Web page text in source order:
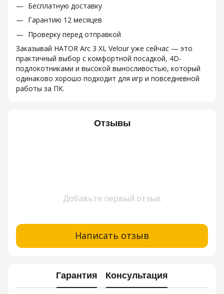
Бесплатную доставку
Гарантию 12 месяцев
Проверку перед отправкой
Заказывай HATOR Arc 3 XL Velour уже сейчас — это
практичный выбор с комфортной посадкой, 4D-
подлокотниками и высокой выносливостью, который
одинаково хорошо подходит для игр и повседневной
работы за ПК.
Отзывы
Добавьте первый отзыв
Написать отзыв
Гарантия Консультация